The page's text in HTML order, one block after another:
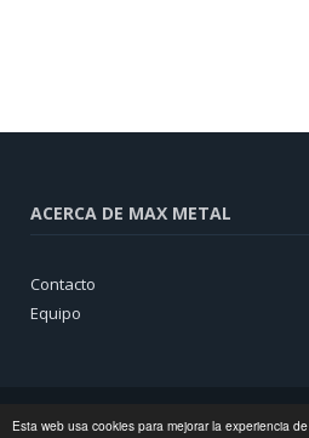
Esta web usa cookies para mejorar la experiencia de
ACERCA DE MAX METAL
Contacto
Equipo